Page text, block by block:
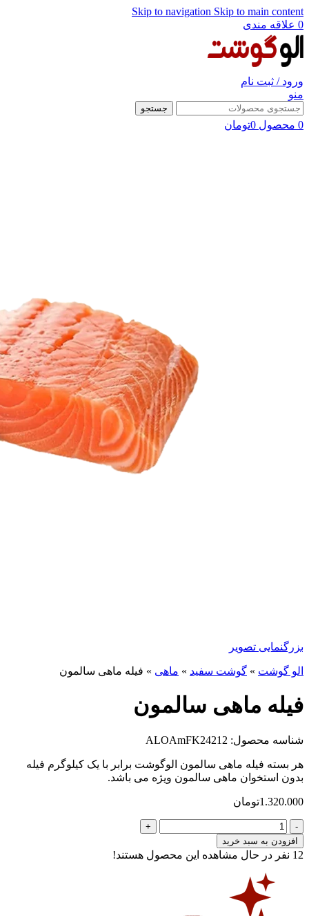
Skip to navigation Skip to main content
0 علاقه مندی
ورود / ثبت نام
منو
جستجو
0 محصول 0تومان
بزرگنمایی تصویر
الو گوشت » گوشت سفید » ماهی » فیله ماهی سالمون
فیله ماهی سالمون
شناسه محصول: ALOAmFK24212
هر بسته فیله ماهی سالمون الوگوشت برابر با یک کیلوگرم فیله
بدون استخوان ماهی سالمون ویژه می باشد.
1.320.000تومان
فیله
ماهی
سالمون
عدد
افزودن به سبد خرید
12 نفر در حال مشاهده این محصول هستند!